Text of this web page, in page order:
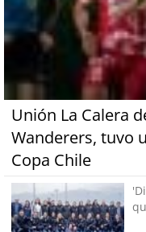
Unión La Calera
Wanderers, tuvo
Copa Chile